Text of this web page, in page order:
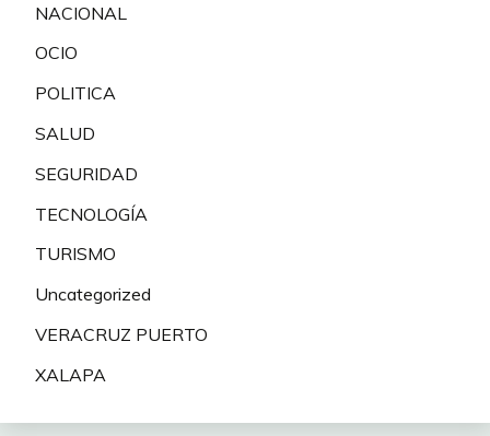
NACIONAL
OCIO
POLITICA
SALUD
SEGURIDAD
TECNOLOGÍA
TURISMO
Uncategorized
VERACRUZ PUERTO
XALAPA